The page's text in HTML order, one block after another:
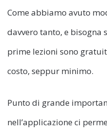
Come abbiamo avuto
davvero tanto, e bisogna
prime lezioni sono
costo, seppur minimo.
Punto di grande
nell’applicazione ci